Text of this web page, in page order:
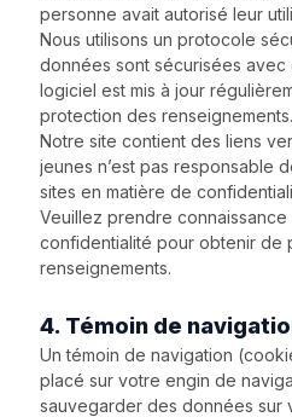
personne avait autorisé leur
Nous utilisons un protocole
données sont sécurisées avec
logiciel est mis à jour
protection des renseignements.
Notre site contient des liens
jeunes n’est pas responsable
sites en matière de
Veuillez prendre
confidentialité pour obtenir de
renseignements.
4. Témoin de
Un témoin de navigation
placé sur votre engin de
sauvegarder des données sur